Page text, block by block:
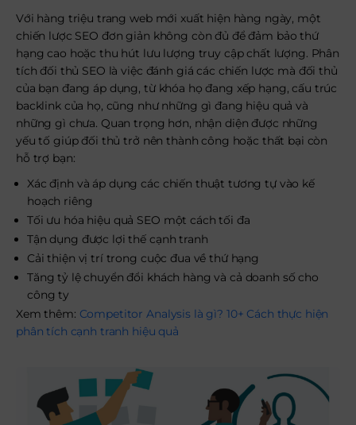
Với hàng triệu trang web mới xuất hiện hàng ngày, một
chiến lược SEO đơn giản không còn đủ để đảm bảo thứ
hạng cao hoặc thu hút lưu lượng truy cập chất lượng. Phân
tích đối thủ SEO là việc đánh giá các chiến lược mà đối thủ
của bạn đang áp dụng, từ khóa họ đang xếp hạng, cấu trúc
backlink của họ, cũng như những gì đang hiệu quả và
những gì chưa. Quan trọng hơn, nhận diện được những
yếu tố giúp đối thủ trở nên thành công hoặc thất bại còn
hỗ trợ bạn:
Xác định và áp dụng các chiến thuật tương tự vào kế
hoạch riêng
Tối ưu hóa hiệu quả SEO một cách tối đa
Tận dụng được lợi thế cạnh tranh
Cải thiện vị trí trong cuộc đua về thứ hạng
Tăng tỷ lệ chuyển đổi khách hàng và cả doanh số cho
công ty
Xem thêm: Competitor Analysis là gì? 10+ Cách thực hiện
phân tích cạnh tranh hiệu quả